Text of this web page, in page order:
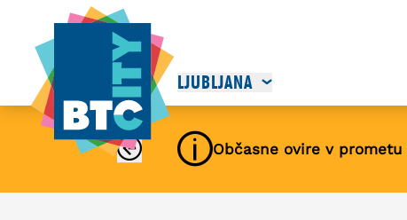
LJUBLJANA
Občasne ovire v